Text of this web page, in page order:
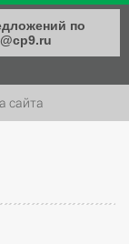
сайта
по